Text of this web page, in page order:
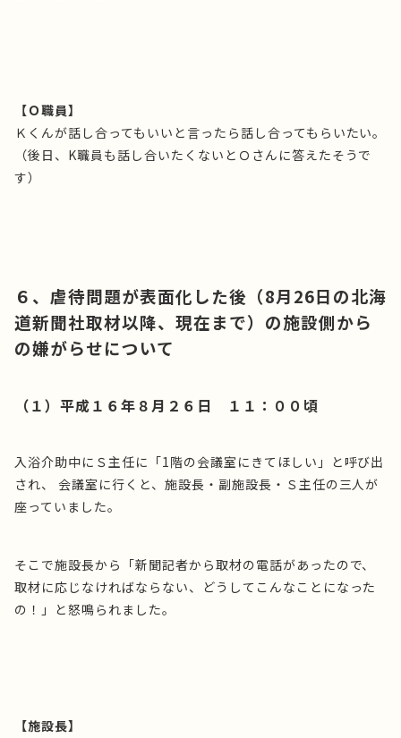
【Ｏ職員】
Ｋくんが話し合ってもいいと言ったら話し合ってもらいたい。
（後日、K職員も話し合いたくないとＯさんに答えたそうで
す）
６、虐待問題が表面化した後（8月26日の北海
道新聞社取材以降、現在まで）の施設側から
の嫌がらせについて
（１）平成１６年８月２６日 １１：００頃
入浴介助中にＳ主任に「1階の会議室にきてほしい」と呼び出
され、 会議室に行くと、施設長・副施設長・Ｓ主任の三人が
座っていました。
そこで施設長から「新聞記者から取材の電話があったので、
取材に応じなければならない、どうしてこんなことになった
の！」と怒鳴られました。
【施設長】